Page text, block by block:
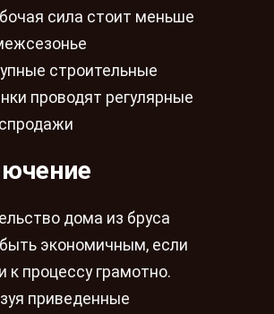
сила стоит меньше
строительные
проводят регулярные
дома из бруса
экономичным, если
к процессу грамотно.
приведенные